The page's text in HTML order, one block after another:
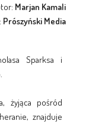
Marjan Kamali
Prószyński Media
Sparksa i
żyjąca pośród
znajduje